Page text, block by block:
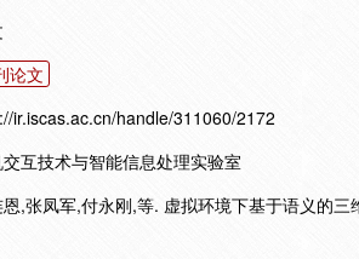
论文
ir.iscas.ac.cn/handle/311060/2172
交互技术与智能信息处理实验室
,张凤军,付永刚,等. 虚拟环境下基于语义的